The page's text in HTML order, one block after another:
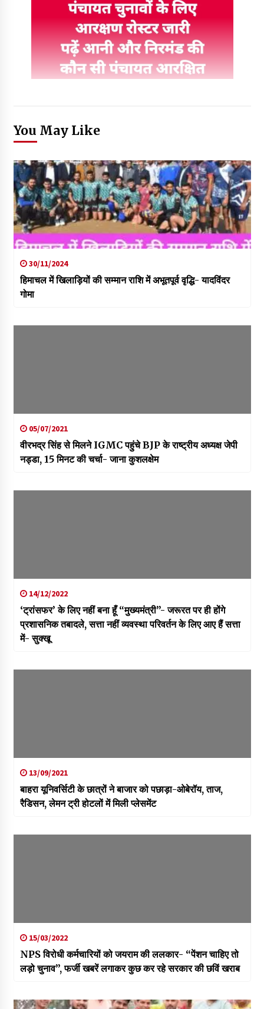
You May Like
30/11/2024
हिमाचल में खिलाड़ियों की सम्मान राशि में अभूतपूर्व वृद्धि- यादविंदर
गोमा
05/07/2021
वीरभद्र सिंह से मिलने IGMC पहुंचे BJP के राष्ट्रीय अध्यक्ष जेपी
नड्डा, 15 मिनट की चर्चा- जाना कुशलक्षेम
14/12/2022
‘ट्रांसफर’ के लिए नहीं बना हूँ “मुख्यमंत्री”- जरूरत पर ही होंगे
प्रशासनिक तबादले, सत्ता नहीं व्यवस्था परिवर्तन के लिए आए हैं सत्ता
में- सुक्खू
13/09/2021
बाहरा यूनिवर्सिटी के छात्रों ने बाजार को पछाड़ा-ओबेरॉय, ताज,
रैडिसन, लेमन ट्री होटलों में मिली प्लेसमेंट
15/03/2022
NPS विरोधी कर्मचारियों को जयराम की ललकार- “पेंशन चाहिए तो
लड़ो चुनाव”, फर्जी खबरें लगाकर कुछ कर रहे सरकार की छविं खराब